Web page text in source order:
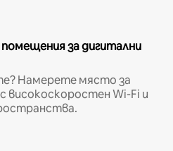
за дигитални
Намерете място за
високоскоростен Wi-Fi и